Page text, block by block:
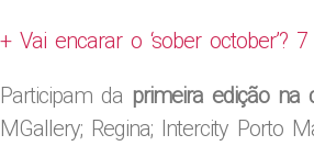
+ Vai encarar o ‘sober october’?
Participam da primeira edição na
MGallery; Regina; Intercity Porto